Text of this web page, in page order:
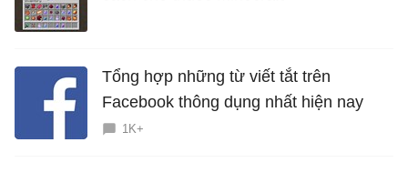
Tổng hợp những từ viết tắt trên
Facebook thông dụng nhất hiện nay
1K+